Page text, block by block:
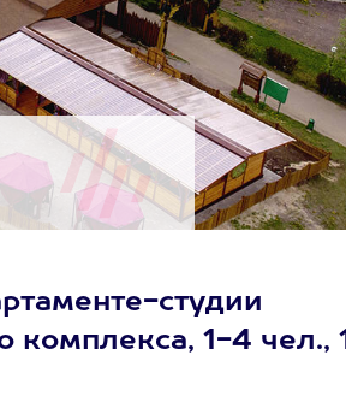
студии
комплекса, 1-4 чел.,